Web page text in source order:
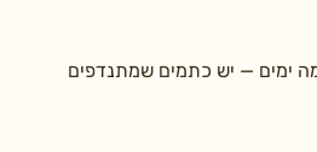
ימים — יש כתמים שמתנדפים